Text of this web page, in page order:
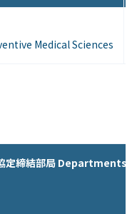
Medical Sciences
定締結部局 Departments